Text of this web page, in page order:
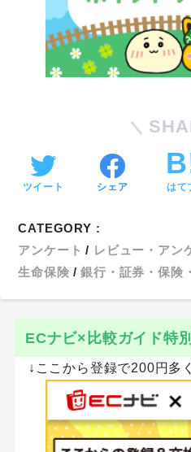
ツイート シェア はて
CATEGORY :
アンケート
レビュー・アン
生命保険
銀行・証券・保険
ECナビ×比較ガイド特
↓ここから登録で200円多